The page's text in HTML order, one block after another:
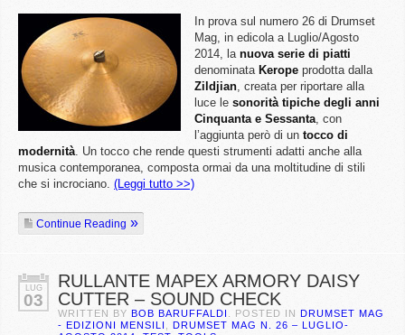
In prova sul numero 26 di Drumset
Mag, in edicola a Luglio/Agosto
2014, la nuova serie di piatti
denominata Kerope prodotta dalla
Zildjian, creata per riportare alla
luce le sonorità tipiche degli anni
Cinquanta e Sessanta, con
l’aggiunta però di un tocco di
modernità. Un tocco che rende questi strumenti adatti anche alla
musica contemporanea, composta ormai da una moltitudine di stili
che si incrociano. (Leggi tutto >>)
Continue Reading
LUG
03
RULLANTE MAPEX ARMORY DAISY
CUTTER – SOUND CHECK
WRITTEN BY BOB BARUFFALDI . POSTED IN DRUMSET MAG
- EDIZIONI MENSILI
DRUMSET MAG N. 26 – LUGLIO-